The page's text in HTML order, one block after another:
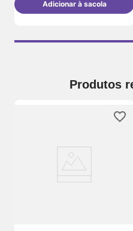
Adicionar à sacola
Produtos